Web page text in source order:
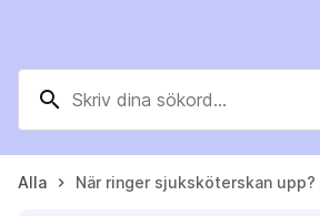
search
Alla keyboard_arrow_right När ringer sjuksköterskan upp?